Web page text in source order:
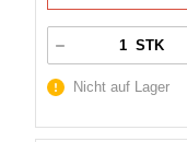
STK
Nicht auf Lager